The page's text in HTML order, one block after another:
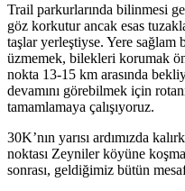
Trail parkurlarında bilinmesi
göz korkutur ancak esas
taşlar yerleştiyse. Yere sağlam
üzmemek, bilekleri korumak
nokta 13-15 km arasında
devamını görebilmek için
tamamlamaya çalışıyoruz.
30K’nın yarısı ardımızda
noktası Zeyniler köyüne
sonrası, geldiğimiz bütün